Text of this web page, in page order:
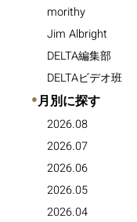
morithy
Jim Albright
DELTA編集部
DELTAビデオ班
●月別に探す
2026.08
2026.07
2026.06
2026.05
2026.04